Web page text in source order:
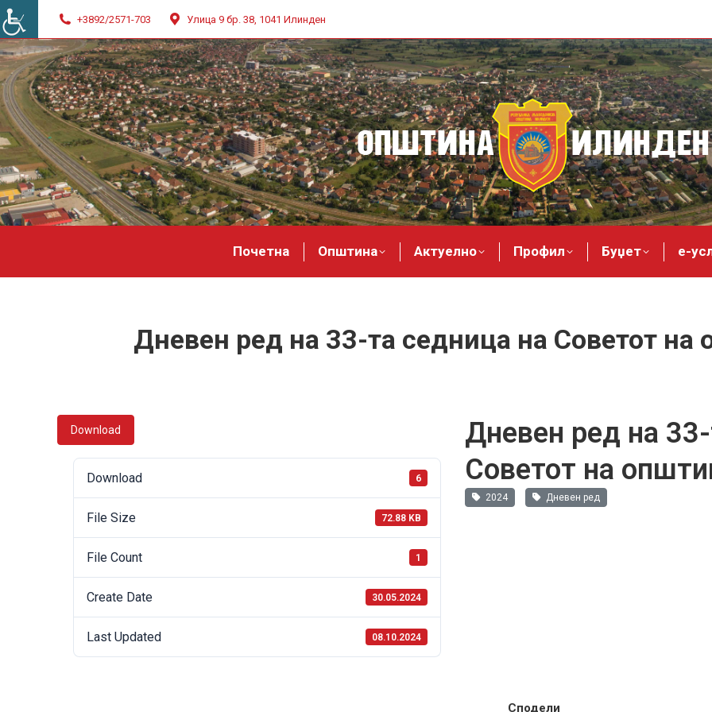
+3892/2571-703 Улица 9 бр. 38, 1041 Илинден
Почетна Општина Актуелно Профил Буџет е-
Дневен ред на 33-та седница на Советот
Download
Download 6
File Size 72.88 KB
File Count 1
Create Date 30.05.2024
Last Updated 08.10.2024
Дневен ред на
Советот на
2024 Дневен ред
Сподели